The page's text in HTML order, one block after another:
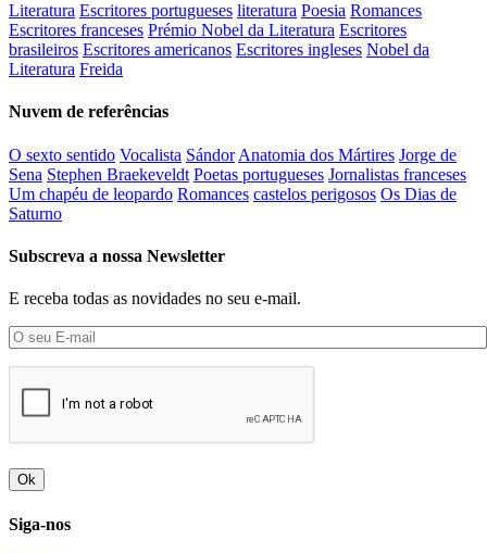
Literatura Escritores portugueses literatura Poesia Romances
Escritores franceses Prémio Nobel da Literatura Escritores
brasileiros Escritores americanos Escritores ingleses Nobel da
Literatura Freida
Nuvem de referências
O sexto sentido Vocalista Sándor Anatomia dos Mártires Jorge de
Sena Stephen Braekeveldt Poetas portugueses Jornalistas franceses
Um chapéu de leopardo Romances castelos perigosos Os Dias de
Saturno
Subscreva a nossa Newsletter
E receba todas as novidades no seu e-mail.
Ok
Siga-nos